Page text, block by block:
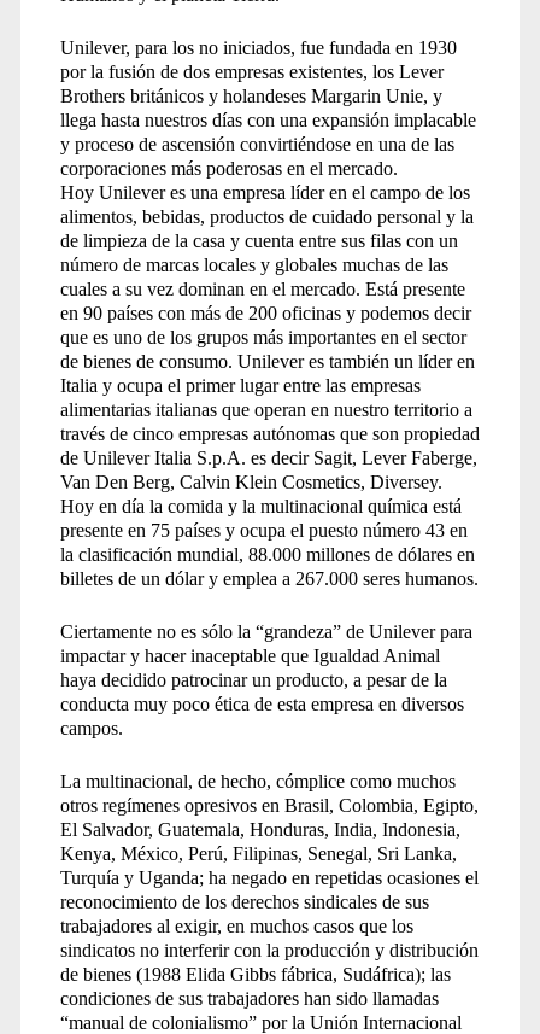
Unilever, para los no iniciados, fue fundada en 1930
por la fusión de dos empresas existentes, los Lever
Brothers británicos y holandeses Margarin Unie, y
llega hasta nuestros días con una expansión implacable
y proceso de ascensión convirtiéndose en una de las
corporaciones más poderosas en el mercado.
Hoy Unilever es una empresa líder en el campo de los
alimentos, bebidas, productos de cuidado personal y la
de limpieza de la casa y cuenta entre sus filas con un
número de marcas locales y globales muchas de las
cuales a su vez dominan en el mercado. Está presente
en 90 países con más de 200 oficinas y podemos decir
que es uno de los grupos más importantes en el sector
de bienes de consumo. Unilever es también un líder en
Italia y ocupa el primer lugar entre las empresas
alimentarias italianas que operan en nuestro territorio a
través de cinco empresas autónomas que son propiedad
de Unilever Italia S.p.A. es decir Sagit, Lever Faberge,
Van Den Berg, Calvin Klein Cosmetics, Diversey.
Hoy en día la comida y la multinacional química está
presente en 75 países y ocupa el puesto número 43 en
la clasificación mundial, 88.000 millones de dólares en
billetes de un dólar y emplea a 267.000 seres humanos.
Ciertamente no es sólo la “grandeza” de Unilever para
impactar y hacer inaceptable que Igualdad Animal
haya decidido patrocinar un producto, a pesar de la
conducta muy poco ética de esta empresa en diversos
campos.
La multinacional, de hecho, cómplice como muchos
otros regímenes opresivos en Brasil, Colombia, Egipto,
El Salvador, Guatemala, Honduras, India, Indonesia,
Kenya, México, Perú, Filipinas, Senegal, Sri Lanka,
Turquía y Uganda; ha negado en repetidas ocasiones el
reconocimiento de los derechos sindicales de sus
trabajadores al exigir, en muchos casos que los
sindicatos no interferir con la producción y distribución
de bienes (1988 Elida Gibbs fábrica, Sudáfrica); las
condiciones de sus trabajadores han sido llamadas
“manual de colonialismo” por la Unión Internacional